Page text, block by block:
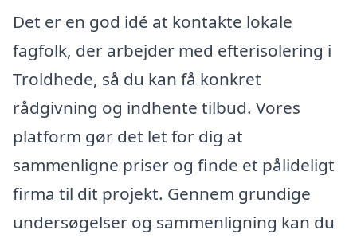
Det er en god idé at kontakte lokale
fagfolk, der arbejder med efterisolering i
Troldhede, så du kan få konkret
rådgivning og indhente tilbud. Vores
platform gør det let for dig at
sammenligne priser og finde et pålideligt
firma til dit projekt. Gennem grundige
undersøgelser og sammenligning kan du